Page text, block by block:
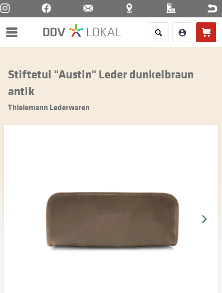
Menü
Stiftetui "Austin" Leder dunkelbraun
antik
Thielemann Lederwaren